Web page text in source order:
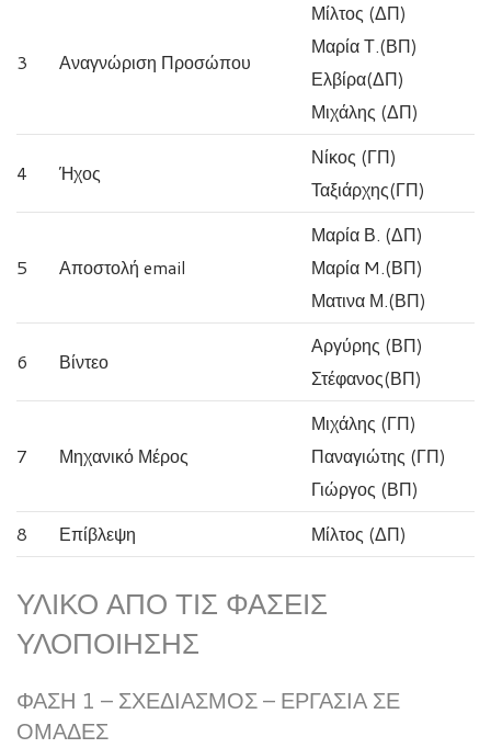
3 Αναγνώριση Προσώπου
Μίλτος (ΔΠ)
Μαρία Τ.(ΒΠ)
Ελβίρα(ΔΠ)
Μιχάλης (ΔΠ)
4 Ήχος
Νίκος (ΓΠ)
Ταξιάρχης(ΓΠ)
5 Αποστολή email
Μαρία Β. (ΔΠ)
Μαρία M.(ΒΠ)
Ματινα Μ.(ΒΠ)
6 Βίντεο
Αργύρης (ΒΠ)
Στέφανος(ΒΠ)
7 Μηχανικό Μέρος
Μιχάλης (ΓΠ)
Παναγιώτης (ΓΠ)
Γιώργος (ΒΠ)
8
Επίβλεψη Μίλτος (ΔΠ)
ΥΛΙΚΌ ΑΠΌ ΤΙΣ ΦΆΣΕΙΣ
ΥΛΟΠΟΊΗΣΗΣ
ΦΆΣΗ 1 – ΣΧΕΔΙΑΣΜΌΣ – ΕΡΓΑΣΊΑ ΣΕ
ΟΜΆΔΕΣ